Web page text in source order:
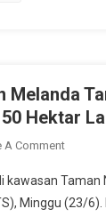
Melanda
Hektar
A CommentOn
Hutan
kawasan Taman
Minggu (23/6).